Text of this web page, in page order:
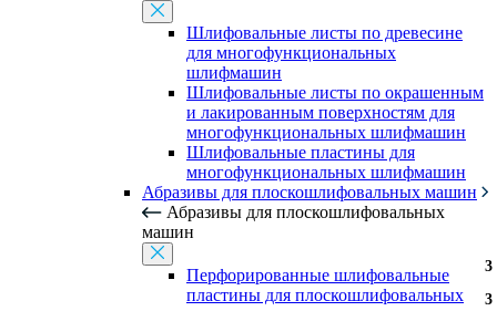
Шлифовальные листы по древесине
для многофункциональных
шлифмашин
Шлифовальные листы по окрашенным
и лакированным поверхностям для
многофункциональных шлифмашин
Шлифовальные пластины для
многофункциональных шлифмашин
Абразивы для плоскошлифовальных машин
Абразивы для плоскошлифовальных
машин
Перфорированные шлифовальные
пластины для плоскошлифовальных
3
3
3
3